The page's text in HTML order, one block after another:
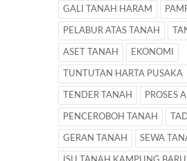
GALI TANAH HARAM
PELABUR ATAS TANAH
ASET TANAH EKONOMI
TUNTUTAN HARTA PUSAKA
TENDER TANAH PROSES
PENCEROBOH TANAH
GERAN TANAH SEWA